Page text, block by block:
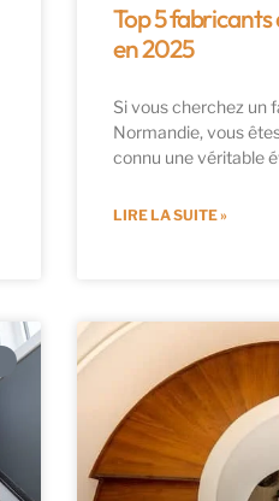
Top 5 fabricants
en 2025
Si vous cherchez un
Normandie, vous
connu une véritable
LIRE LA SUITE »